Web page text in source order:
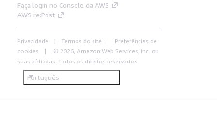
Faça login no Console da AWS
AWS re:Post
Privacidade Termos do site
Preferências de
cookies
© 2026, Amazon Web Services, Inc. ou
suas afiliadas. Todos os direitos reservados.
Português